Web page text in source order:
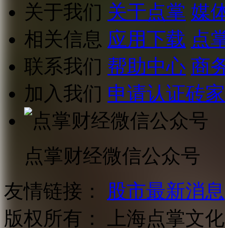
关于我们 关于点掌 媒
相关信息 应用下载 点
联系我们 帮助中心 商
加入我们 申请认证砖家
点掌财经微信公众号
友情链接：
股市最新消息
版权所有：
上海点掌文